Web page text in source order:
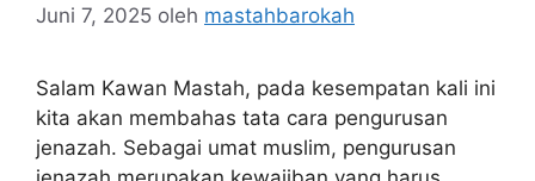
Juni 7, 2025 oleh mastahbarokah
Salam Kawan Mastah, pada kesempatan kali ini
kita akan membahas tata cara pengurusan
jenazah. Sebagai umat muslim, pengurusan